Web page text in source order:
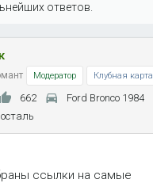
ответов.
Модератор Клубная карта
662
Ford Bronco 1984
ссылки на самые